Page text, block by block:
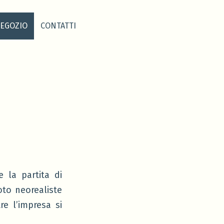
CONTATTI
la partita di
neorealiste
l’impresa si